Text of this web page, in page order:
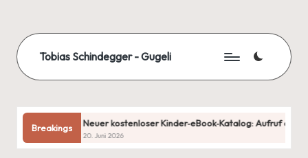
content
Tobias Schindegger - Gugeli
BreakingsNeuer kostenloser Kinder‑eBook‑Katalog: Aufruf an
20. Juni 2026